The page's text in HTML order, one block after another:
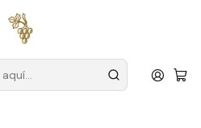
superiores a
MULTITUD.
75cl